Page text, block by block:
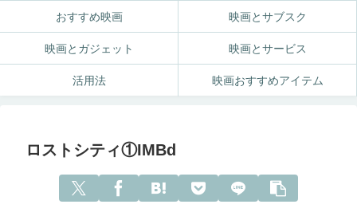
おすすめ映画 映画とサブスク
映画とガジェット 映画とサービス
活用法 映画おすすめアイテム
ロストシティ①IMBd